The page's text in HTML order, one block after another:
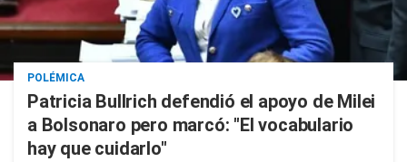
POLÉMICA
Patricia Bullrich defendió el apoyo de Milei
a Bolsonaro pero marcó: "El vocabulario
hay que cuidarlo"